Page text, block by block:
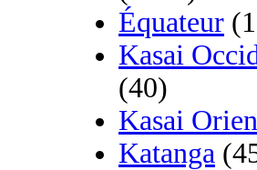
Équateur
Kasai
(40)
Kasai
Katanga